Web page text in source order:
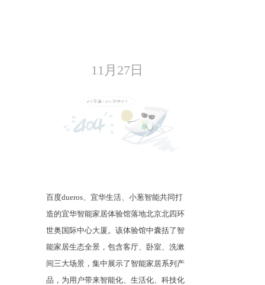
11月27日
百度dueros、宜华生活、小葱智能共同打
造的宜华智能家居体验馆落地北京北四环
世奥国际中心大厦。该体验馆中囊括了智
能家居生态全景，包含客厅、卧室、洗漱
间三大场景，集中展示了智能家居系列产
品，为用户带来智能化、生活化、科技化